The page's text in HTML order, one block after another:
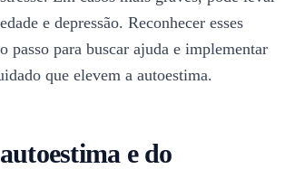
e depressão. Reconhecer esses
passo para buscar ajuda e implementar
que elevem a autoestima.
e do